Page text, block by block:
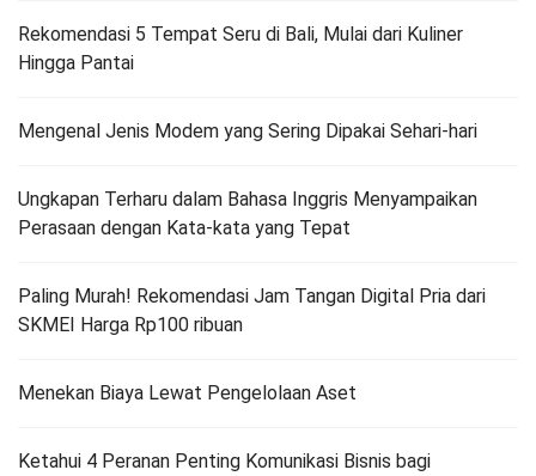
Rekomendasi 5 Tempat Seru di Bali, Mulai dari Kuliner
Hingga Pantai
Mengenal Jenis Modem yang Sering Dipakai Sehari-hari
Ungkapan Terharu dalam Bahasa Inggris Menyampaikan
Perasaan dengan Kata-kata yang Tepat
Paling Murah! Rekomendasi Jam Tangan Digital Pria dari
SKMEI Harga Rp100 ribuan
Menekan Biaya Lewat Pengelolaan Aset
Ketahui 4 Peranan Penting Komunikasi Bisnis bagi